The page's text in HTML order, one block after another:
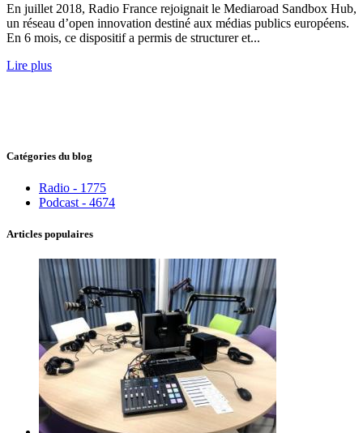
En juillet 2018, Radio France rejoignait le Mediaroad Sandbox Hub,
un réseau d’open innovation destiné aux médias publics européens.
En 6 mois, ce dispositif a permis de structurer et...
Lire plus
Catégories du blog
Radio - 1775
Podcast - 4674
Articles populaires